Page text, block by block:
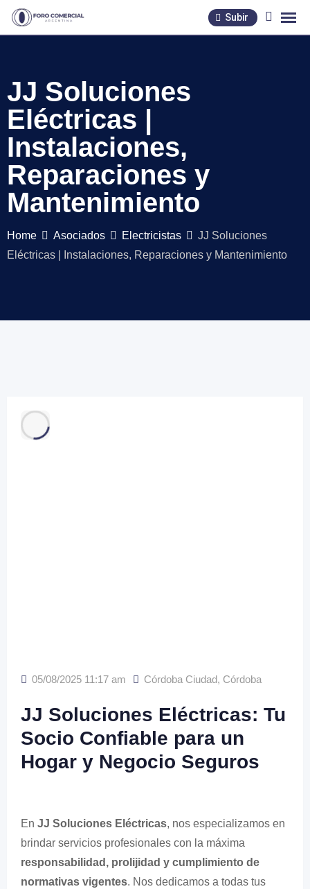
Skip
Subir
JJ Soluciones
Eléctricas |
Instalaciones,
Reparaciones y
Mantenimiento
Home Asociados Electricistas
JJ Soluciones
Eléctricas | Instalaciones, Reparaciones y Mantenimiento
05/08/2025 11:17 am Córdoba Ciudad, Córdoba
JJ Soluciones Eléctricas: Tu
Socio Confiable para un
Hogar y Negocio Seguros
En JJ Soluciones Eléctricas, nos especializamos en
brindar servicios profesionales con la máxima
responsabilidad, prolijidad y cumplimiento de
normativas vigentes. Nos dedicamos a todas tus